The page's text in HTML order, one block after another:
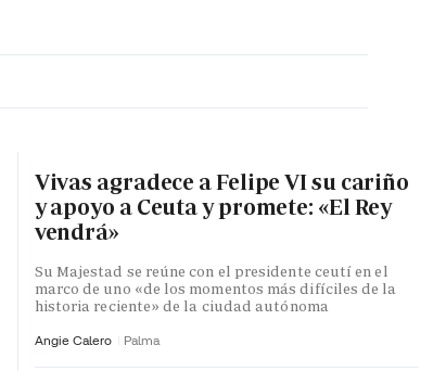
Vivas agradece a Felipe VI su cariño
y apoyo a Ceuta y promete: «El Rey
vendrá»
Su Majestad se reúne con el presidente ceutí en el
marco de uno «de los momentos más difíciles de la
historia reciente» de la ciudad autónoma
Angie Calero Palma